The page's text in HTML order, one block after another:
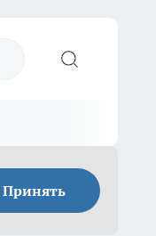
Принять